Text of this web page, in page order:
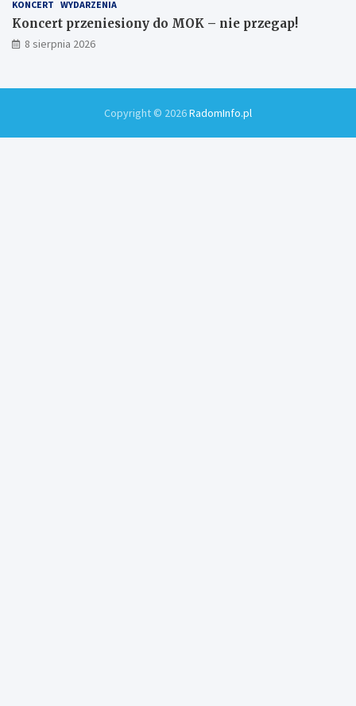
KONCERT WYDARZENIA
Koncert przeniesiony do MOK – nie przegap!
8 sierpnia 2026
Copyright © 2026RadomInfo.pl